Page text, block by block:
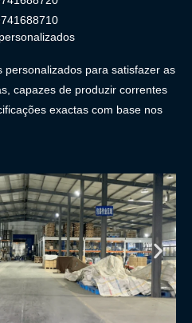
personalizados para satisfazer as
capazes de produzir correntes
exactas com base nos